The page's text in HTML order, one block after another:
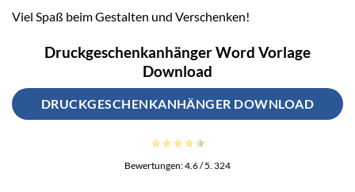
Viel Spaß beim Gestalten und Verschenken!
Druckgeschenkanhänger Word Vorlage
Download
DRUCKGESCHENKANHÄNGER DOWNLOAD
Bewertungen:4.6/ 5. 324